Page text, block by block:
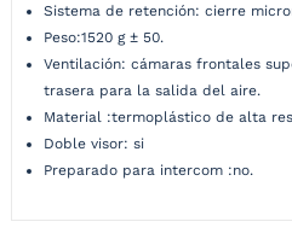
Sistema de retención: cierre
Peso:1520 g ± 50.
Ventilación: cámaras frontales
trasera para la salida del aire.
Material :termoplástico de alta
Doble visor: si
Preparado para intercom :no.